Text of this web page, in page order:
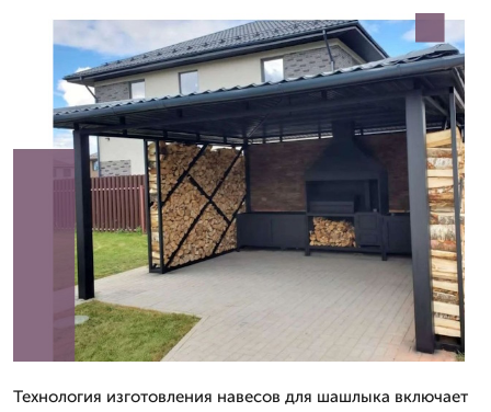
Технология изготовления навесов для шашлыка включает